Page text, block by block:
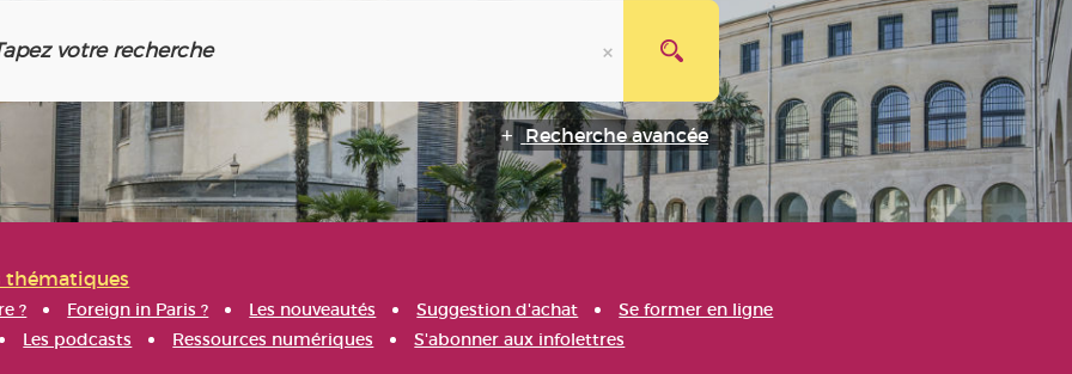
Recherche avancée
thématiques
? Foreign in Paris ? Les nouveautés Suggestion d'achat
Se former en ligne
Les podcasts Ressources numériques S'abonner aux infolettres